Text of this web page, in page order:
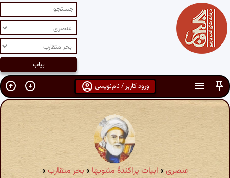
ورود کاربر / نام‌نویسی
عنصری» ابیات پراکندهٔ مثنویها » بحر متقارب »